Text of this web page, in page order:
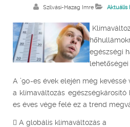
Szilvási-Hazag Imre Aktuális
egészségi
lehetőségei
A ’90-es évek elején még
a klímaváltozás egészségkárosító
es éves vége felé ez a trend
 A globális klímaváltozás a